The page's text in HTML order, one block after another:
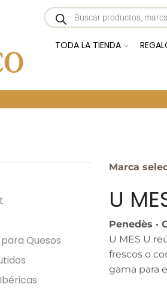
TODA LA TIENDA
Marca
U
Penedès ·
U MES U
frescos o
gama para
Quesos